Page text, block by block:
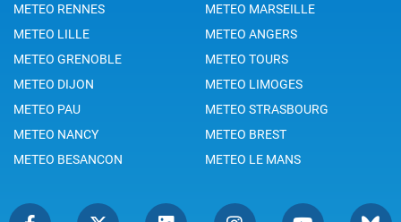
METEO RENNES
METEO MARSEILLE
METEO LILLE
METEO ANGERS
METEO GRENOBLE
METEO TOURS
METEO DIJON
METEO LIMOGES
METEO PAU
METEO STRASBOURG
METEO NANCY
METEO BREST
METEO BESANCON
METEO LE MANS